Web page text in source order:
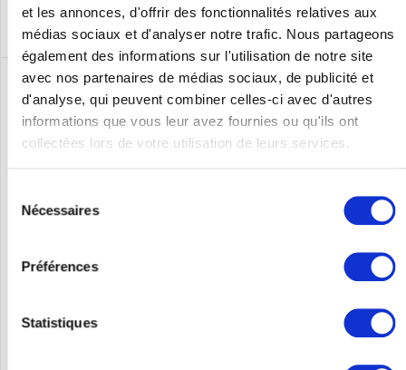
et les annonces, d'offrir des fonctionnalités relatives aux
médias sociaux et d'analyser notre trafic. Nous partageons
également des informations sur l'utilisation de notre site
avec nos partenaires de médias sociaux, de publicité et
d'analyse, qui peuvent combiner celles-ci avec d'autres
informations que vous leur avez fournies ou qu'ils ont
collectées lors de votre utilisation de leurs services.
Nécessaires
Préférences
Statistiques
Deep – 1219 mm de profondeur, portes et panneaux latéraux
inclus. Type : Rack autoportant, Capacité du rack : 42U,